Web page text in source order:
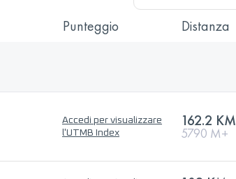
Punteggio Distanza
Accedi per visualizzare
l'UTMB Index
162.2 KM
5790 M+